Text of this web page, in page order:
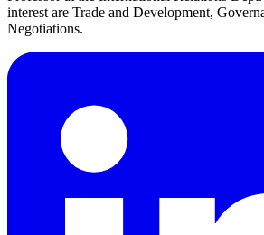
interest are Trade and Development,
Negotiations.